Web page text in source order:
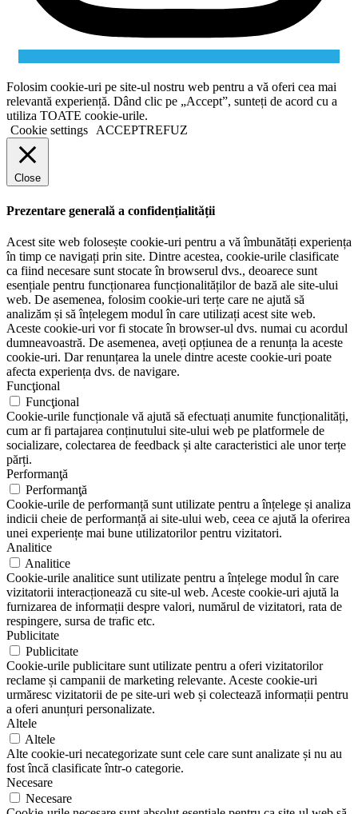
Folosim cookie-uri pe site-ul nostru web pentru a vă oferi cea mai
relevantă experiență. Dând clic pe „Accept”, sunteți de acord cu a
utiliza TOATE cookie-urile.
Cookie settings ACCEPTREFUZ
Close
Prezentare generală a confidențialității
Acest site web folosește cookie-uri pentru a vă îmbunătăți experiența
în timp ce navigați prin site. Dintre acestea, cookie-urile clasificate
ca fiind necesare sunt stocate în browserul dvs., deoarece sunt
esențiale pentru funcționarea funcționalităților de bază ale site-ului
web. De asemenea, folosim cookie-uri terțe care ne ajută să
analizăm și să înțelegem modul în care utilizați acest site web.
Aceste cookie-uri vor fi stocate în browser-ul dvs. numai cu acordul
dumneavoastră. De asemenea, aveți opțiunea de a renunța la aceste
cookie-uri. Dar renunțarea la unele dintre aceste cookie-uri poate
afecta experiența dvs. de navigare.
Funcţional
Funcţional
Cookie-urile funcționale vă ajută să efectuați anumite funcționalități,
cum ar fi partajarea conținutului site-ului web pe platformele de
socializare, colectarea de feedback și alte caracteristici ale unor terțe
părți.
Performanţă
Performanţă
Cookie-urile de performanță sunt utilizate pentru a înțelege și analiza
indicii cheie de performanță ai site-ului web, ceea ce ajută la oferirea
unei experiențe mai bune utilizatorilor pentru vizitatori.
Analitice
Analitice
Cookie-urile analitice sunt utilizate pentru a înțelege modul în care
vizitatorii interacționează cu site-ul web. Aceste cookie-uri ajută la
furnizarea de informații despre valori, numărul de vizitatori, rata de
respingere, sursa de trafic etc.
Publicitate
Publicitate
Cookie-urile publicitare sunt utilizate pentru a oferi vizitatorilor
reclame și campanii de marketing relevante. Aceste cookie-uri
urmăresc vizitatorii de pe site-uri web și colectează informații pentru
a oferi anunțuri personalizate.
Altele
Altele
Alte cookie-uri necategorizate sunt cele care sunt analizate și nu au
fost încă clasificate într-o categorie.
Necesare
Necesare